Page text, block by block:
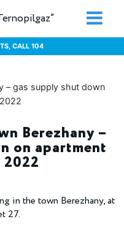
CALL 104
Berezhany –
on apartment
in the town Berezhany, at
27.